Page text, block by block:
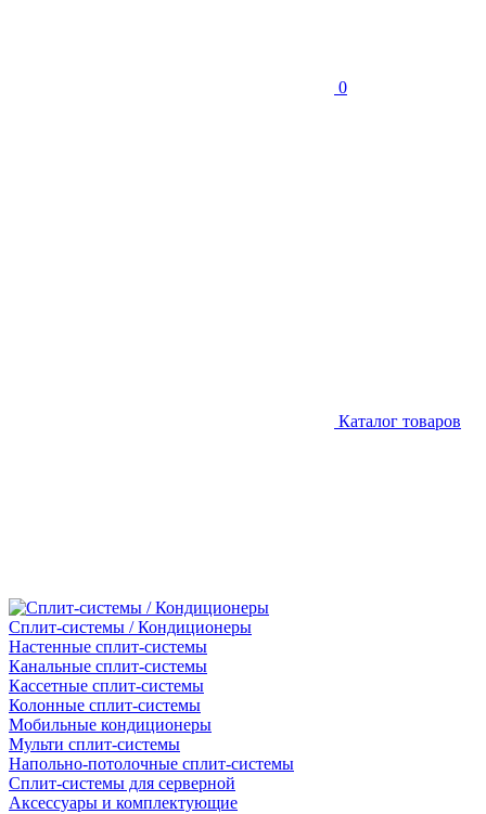
0
Каталог товаров
Сплит-системы / Кондиционеры
Настенные сплит-системы
Канальные сплит-системы
Кассетные сплит-системы
Колонные сплит-системы
Мобильные кондиционеры
Мульти сплит-системы
Напольно-потолочные сплит-системы
Сплит-системы для серверной
Аксессуары и комплектующие